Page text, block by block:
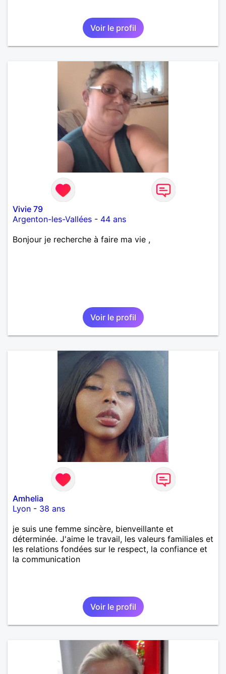
Voir le profil
Vivie 79
Argenton-les-Vallées - 44 ans
Bonjour je recherche à faire ma vie ,
Voir le profil
Amhelia
Lyon - 38 ans
je suis une femme sincère, bienveillante et
déterminée. J'aime le travail, les valeurs familiales et
les relations fondées sur le respect, la confiance et
la communication
Voir le profil